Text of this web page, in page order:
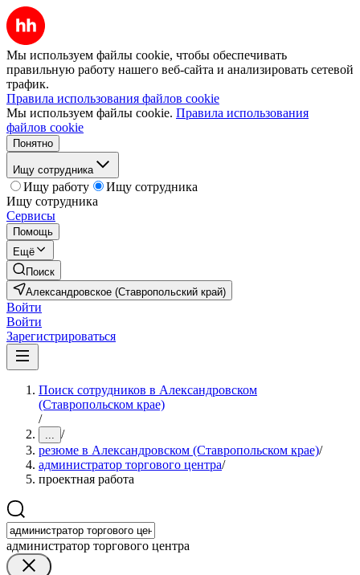
Мы используем файлы cookie, чтобы обеспечивать
правильную работу нашего веб-сайта и анализировать сетевой
трафик.
Правила использования файлов cookie
Мы используем файлы cookie. Правила использования
файлов cookie
Понятно
Ищу сотрудника
Ищу работу
Ищу сотрудника
Ищу сотрудника
Сервисы
Помощь
Ещё
Поиск
Александровское (Ставропольский край)
Войти
Войти
Зарегистрироваться
Поиск сотрудников в Александровском
(Ставропольском крае)
/
... /
резюме в Александровском (Ставропольском крае)/
администратор торгового центра/
проектная работа
администратор торгового центра